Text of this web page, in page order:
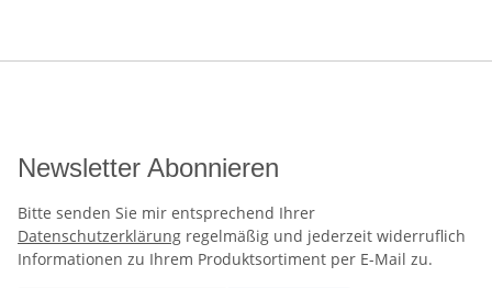
Newsletter Abonnieren
Bitte senden Sie mir entsprechend Ihrer
Datenschutzerklärung regelmäßig und jederzeit widerruflich
Informationen zu Ihrem Produktsortiment per E-Mail zu.